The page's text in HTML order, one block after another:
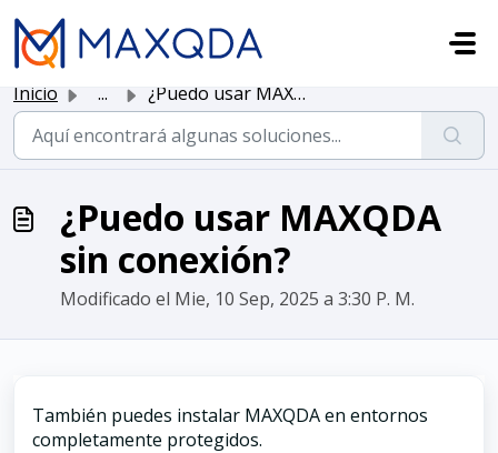
Saltar al contenido principal
Inicio ... ¿Puedo usar MAXQDA sin conexión?
¿Puedo usar MAXQDA
sin conexión?
Modificado el Mie, 10 Sep, 2025 a 3:30 P. M.
También puedes instalar MAXQDA en entornos
completamente protegidos.